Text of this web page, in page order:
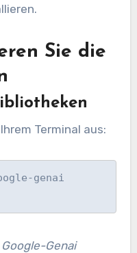
Sie die
Terminal aus:
genai
Google-Genai